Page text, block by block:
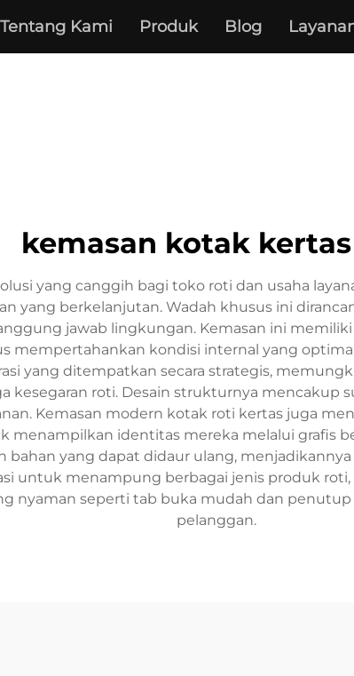
Tentang Kami Produk Blog
kemasan kotak
yang canggih bagi toko roti dan usaha
yang berkelanjutan. Wadah khusus ini
jawab lingkungan. Kemasan ini
mempertahankan kondisi internal yang
yang ditempatkan secara strategis,
kesegaran roti. Desain strukturnya
Kemasan modern kotak roti kertas juga
menampilkan identitas mereka melalui grafis
yang dapat didaur ulang, menjadikannya
untuk menampung berbagai jenis produk
nyaman seperti tab buka mudah dan
pelanggan.